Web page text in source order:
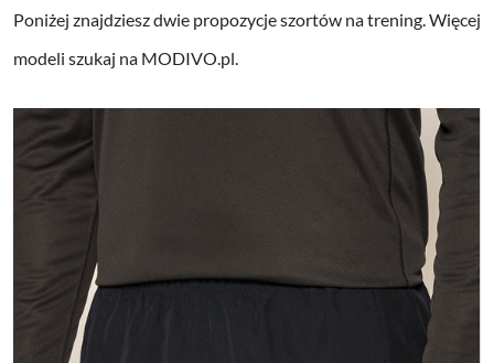
Poniżej znajdziesz dwie propozycje szortów na trening. Więcej
modeli szukaj na MODIVO.pl.